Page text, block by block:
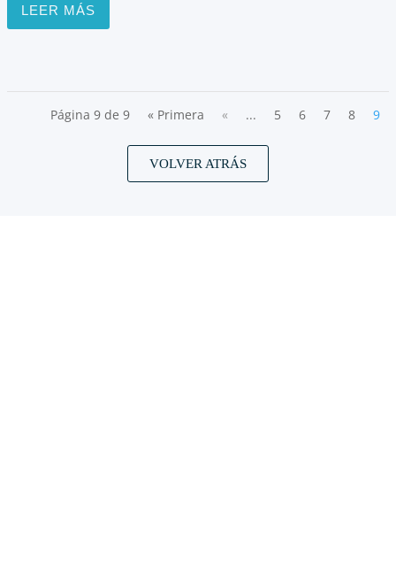
LEER MÁS
Página 9 de 9 « Primera « ... 5 6 7 8 9
VOLVER ATRÁS